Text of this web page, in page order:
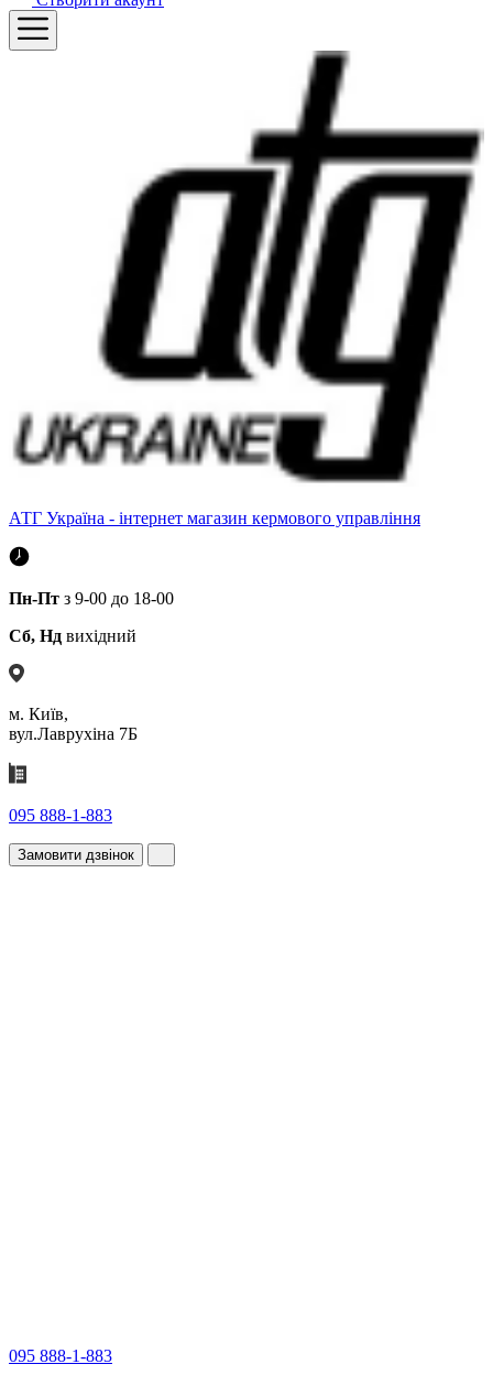
АТГ Україна - інтернет магазин кермового управління
Пн-Пт з 9-00 до 18-00
Сб, Нд вихідний
м. Київ,
вул.Лаврухіна 7Б
095 888-1-883
Замовити дзвінок
095 888-1-883